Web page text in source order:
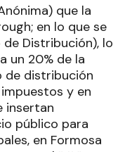
que la
en lo que se
Distribución), lo
un 20% de la
de distribución
y en
insertan
público para
en Formosa